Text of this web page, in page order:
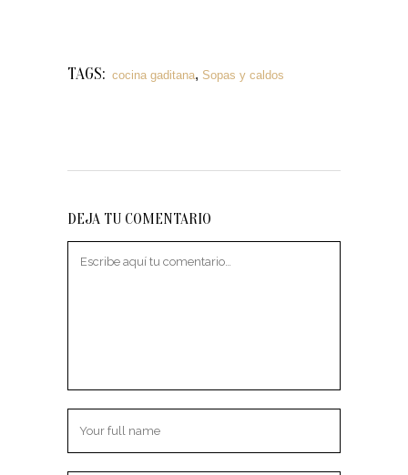
TAGS: cocina gaditana, Sopas y caldos
DEJA TU COMENTARIO